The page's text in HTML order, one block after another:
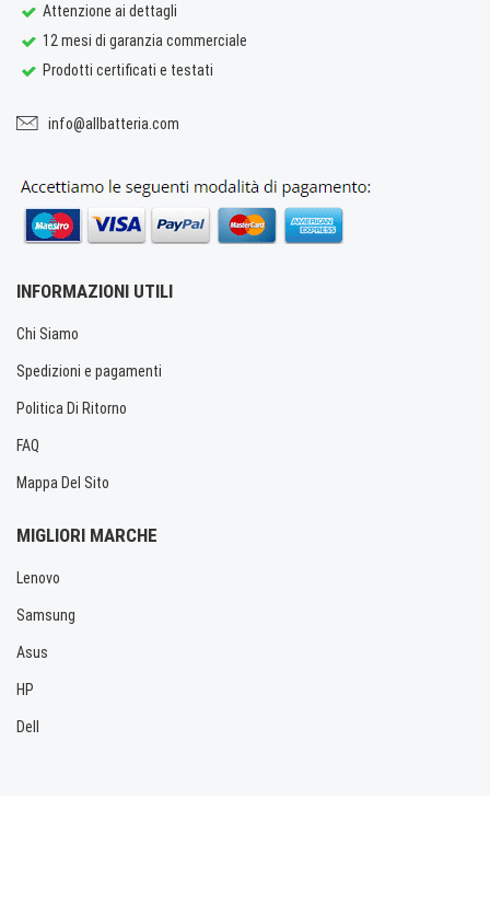
Attenzione ai dettagli
12 mesi di garanzia commerciale
Prodotti certificati e testati
info@allbatteria.com
INFORMAZIONI UTILI
Chi Siamo
Spedizioni e pagamenti
Politica Di Ritorno
FAQ
Mappa Del Sito
MIGLIORI MARCHE
Lenovo
Samsung
Asus
HP
Dell